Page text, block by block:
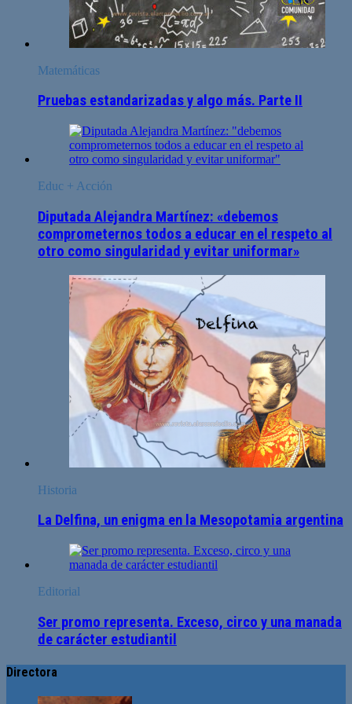
Matemáticas
Pruebas estandarizadas y algo más. Parte II
Educ + Acción
Diputada Alejandra Martínez: «debemos
comprometernos todos a educar en el respeto al
otro como singularidad y evitar uniformar»
Historia
La Delfina, un enigma en la Mesopotamia argentina
Editorial
Ser promo representa. Exceso, circo y una manada
de carácter estudiantil
Directora